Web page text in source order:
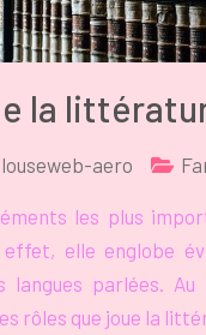
la
aero
les plus
elle englobe
langues parlées.
rôles que joue la